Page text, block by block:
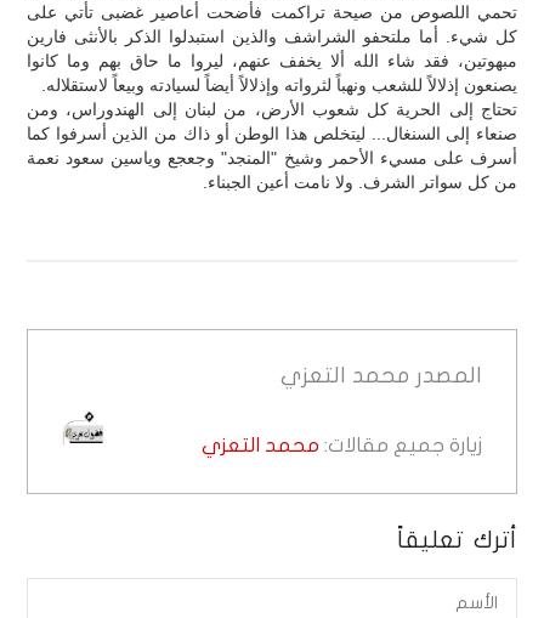
تحمي اللصوص من صيحة تراكمت فأضحت أعاصير غضبى تأتي على
كل شيء. أما ملتحفو الشراشف والذين استبدلوا الذكر بالأنثى فارين
مبهوتين، فقد شاء الله ألا يخفف عنهم، ليروا ما حاق بهم وما كانوا
يصنعون إذلالاً للشعب ونهباً لثرواته وإذلالاً أيضاً لسيادته وبيعاً لاستقلاله.
تحتاج إلى الحرية كل شعوب الأرض، من لبنان إلى الهندوراس، ومن
صنعاء إلى السنغال... ليتخلص هذا الوطن أو ذاك من الذين أسرفوا كما
أسرف على مسيء الأحمر وشيخ "المنجد" وجعجع وياسين سعود نعمة
من كل سواتر الشرف. ولا نامت أعين الجبناء.
المصدر محمد التعزي
زيارة جميع مقالات: محمد التعزي
أترك تعليقاً